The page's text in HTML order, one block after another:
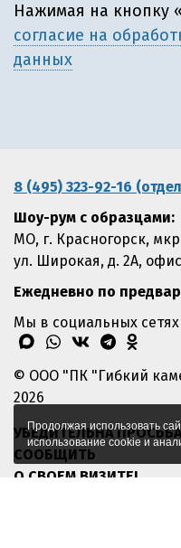
Нажимая на кнопку
согласие на
данных
8 (495) 323-92-16
Шоу-рум с образцами:
МО, г. Красногорск,
ул. Широкая, д. 2А,
Ежедневно по
Мы в социальных сетях
max whatsapp
vk telegram
© ООО "ПК "Гибкий
2026
УБЕДИТЕЛЬНА
СООБЩИТЬ
О СВОЕМ ВИЗИТЕ!
Продолжая использовать
использование cookie и